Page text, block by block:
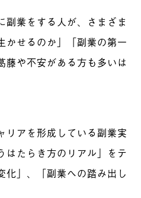
副業をする人が、さまざま
かせるのか」「副業の第一
藤や不安がある方も多いは
リアを形成している副業実
はたらき方のリアル」をテ
化」、「副業への踏み出し